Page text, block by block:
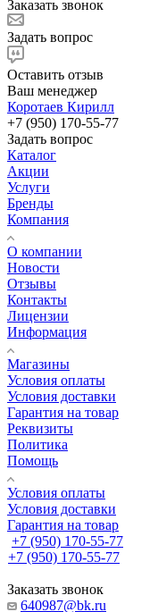
Заказать звонок
Задать вопрос
Оставить отзыв
Ваш менеджер
Коротаев Кирилл
+7 (950) 170-55-77
Задать вопрос
Каталог
Акции
Услуги
Бренды
Компания
О компании
Новости
Отзывы
Контакты
Лицензии
Информация
Магазины
Условия оплаты
Условия доставки
Гарантия на товар
Реквизиты
Политика
Помощь
Условия оплаты
Условия доставки
Гарантия на товар
+7 (950) 170-55-77
+7 (950) 170-55-77
Заказать звонок
640987@bk.ru